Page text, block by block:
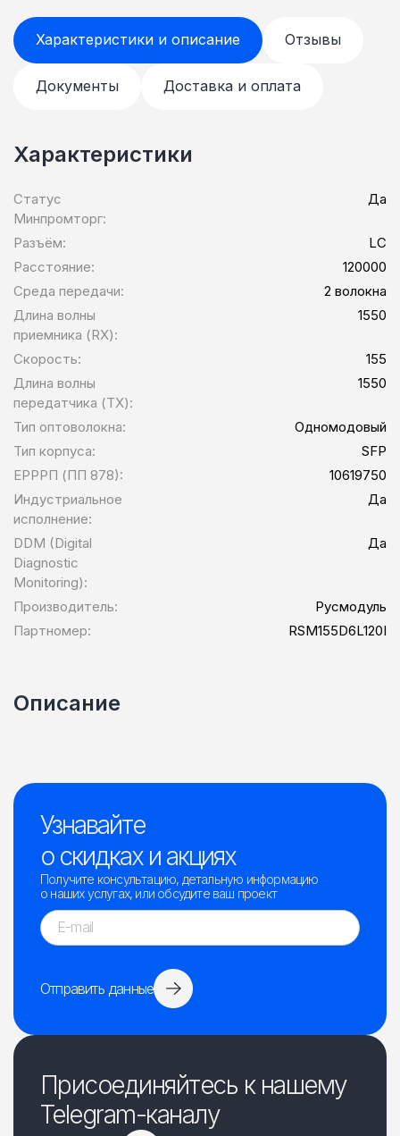
Характеристики и описание Отзывы
Документы Доставка и оплата
Характеристики
Статус
Минпромторг:
Да
Разъём:
LC
Расстояние:
120000
Среда передачи:
2 волокна
Длина волны
приемника (RX):
1550
Скорость:
155
Длина волны
передатчика (TX):
1550
Тип оптоволокна:
Одномодовый
Тип корпуса:
SFP
ЕРРРП (ПП 878):
10619750
Индустриальное
исполнение:
Да
DDM (Digital
Diagnostic
Monitoring):
Да
Производитель:
Русмодуль
Партномер:
RSM155D6L120I
Описание
Узнавайте
о скидках и акциях
Получите консультацию, детальную информацию
о наших услугах, или обсудите ваш проект
Отправить данные
Присоединяйтесь к нашему
Telegram-каналу